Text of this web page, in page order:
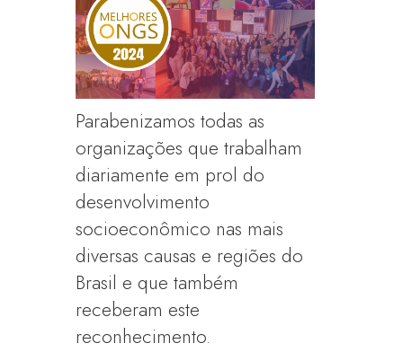
Parabenizamos todas as
organizações que trabalham
diariamente em prol do
desenvolvimento
socioeconômico nas mais
diversas causas e regiões do
Brasil e que também
receberam este
reconhecimento.